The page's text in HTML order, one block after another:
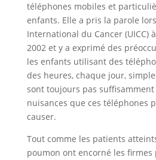
téléphones mobiles et
enfants. Elle a pris la parole
International du Cancer (UICC)
2002 et y a exprimé des
les enfants utilisant des
des heures, chaque jour,
sont toujours pas
nuisances que ces téléphones
causer.
Tout comme les patients
poumon ont encorné les firmes